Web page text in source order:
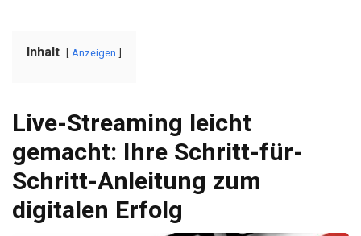
Inhalt Anzeigen
Live-Streaming leicht
gemacht: Ihre Schritt-für-
Schritt-Anleitung zum
digitalen Erfolg